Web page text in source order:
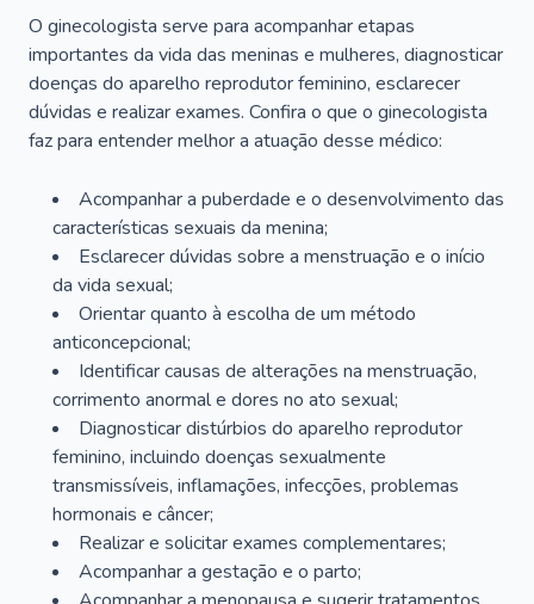
O ginecologista serve para acompanhar etapas
importantes da vida das meninas e mulheres, diagnosticar
doenças do aparelho reprodutor feminino, esclarecer
dúvidas e realizar exames. Confira o que o ginecologista
faz para entender melhor a atuação desse médico:
Acompanhar a puberdade e o desenvolvimento das
características sexuais da menina;
Esclarecer dúvidas sobre a menstruação e o início
da vida sexual;
Orientar quanto à escolha de um método
anticoncepcional;
Identificar causas de alterações na menstruação,
corrimento anormal e dores no ato sexual;
Diagnosticar distúrbios do aparelho reprodutor
feminino, incluindo doenças sexualmente
transmissíveis, inflamações, infecções, problemas
hormonais e câncer;
Realizar e solicitar exames complementares;
Acompanhar a gestação e o parto;